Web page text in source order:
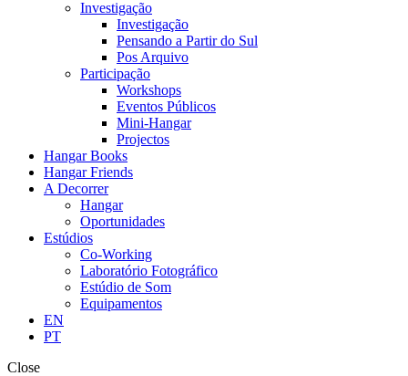
Investigação
Investigação
Pensando a Partir do Sul
Pos Arquivo
Participação
Workshops
Eventos Públicos
Mini-Hangar
Projectos
Hangar Books
Hangar Friends
A Decorrer
Hangar
Oportunidades
Estúdios
Co-Working
Laboratório Fotográfico
Estúdio de Som
Equipamentos
EN
PT
Close